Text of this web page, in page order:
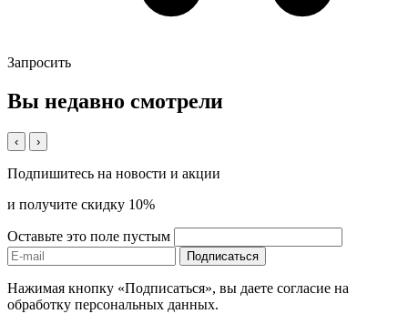
Запросить
Вы недавно смотрели
‹ ›
Подпишитесь на новости и акции
и получите скидку 10%
Оставьте это поле пустым
Подписаться
Нажимая кнопку «Подписаться», вы даете согласие на
обработку персональных данных.